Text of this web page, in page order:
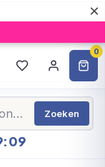
×
0
Zoeken